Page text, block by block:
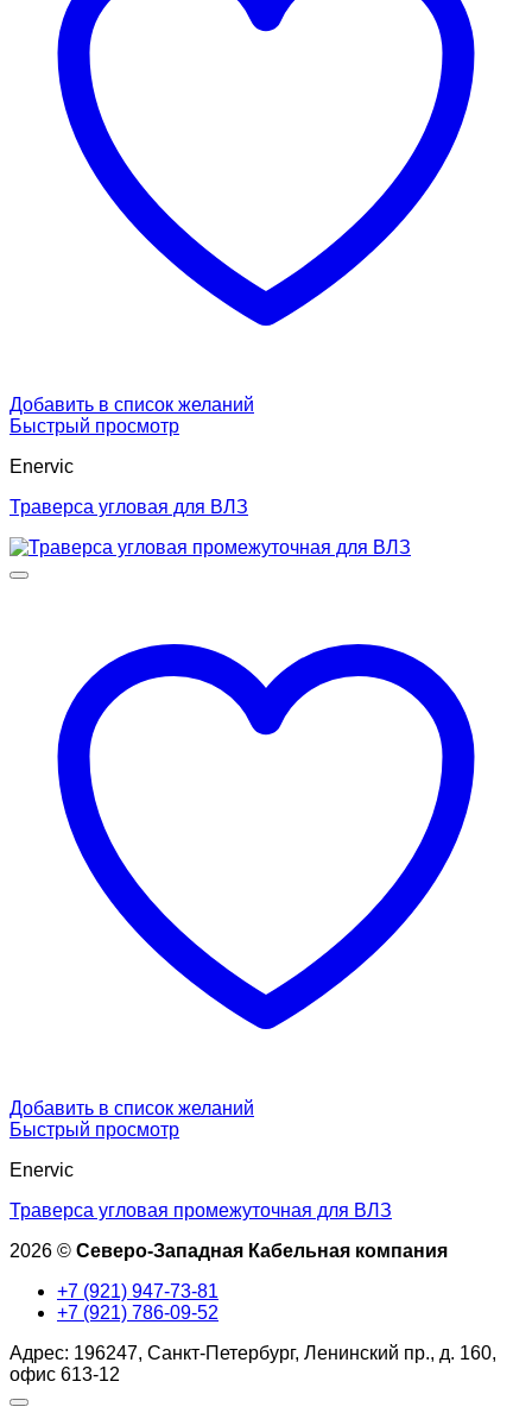
Добавить в список желаний
Быстрый просмотр
Enervic
Траверса угловая для ВЛЗ
Добавить в список желаний
Быстрый просмотр
Enervic
Траверса угловая промежуточная для ВЛЗ
2026 © Северо-Западная Кабельная компания
+7 (921) 947-73-81
+7 (921) 786-09-52
Адрес: 196247, Санкт-Петербург, Ленинский пр., д. 160,
офис 613-12